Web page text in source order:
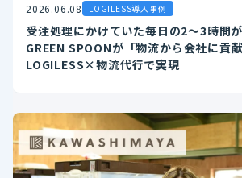
2026.06.08 LOGILESS導入事例
受注処理にかけていた毎日の2〜3時間が
GREEN SPOONが「物流から会社に貢
LOGILESS×物流代行で実現